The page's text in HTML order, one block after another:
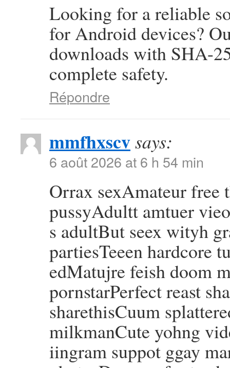
Looking for a reliable
for Android devices?
downloads with SHA-
complete safety.
Répondre
mmfhxscvsays:
6 août 2026 at 6 h 54 min
Orrax sexAmateur free
pussyAdultt amtuer
s adultBut seex wityh
partiesTeeen hardcore
edMatujre feish doom
pornstarPerfect reast
sharethisCuum
milkmanCute yohng
iingram suppot ggay